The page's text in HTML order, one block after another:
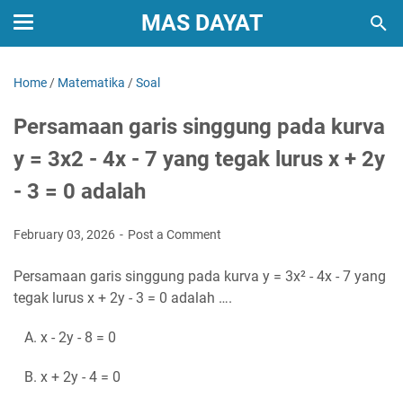
MAS DAYAT
Home / Matematika /Soal
Persamaan garis singgung pada kurva
y = 3x2 - 4x - 7 yang tegak lurus x + 2y
- 3 = 0 adalah
February 03, 2026 Post a Comment
Persamaan garis singgung pada kurva y = 3x² - 4x - 7 yang
tegak lurus x + 2y - 3 = 0 adalah ….
A. x - 2y - 8 = 0
B. x + 2y - 4 = 0